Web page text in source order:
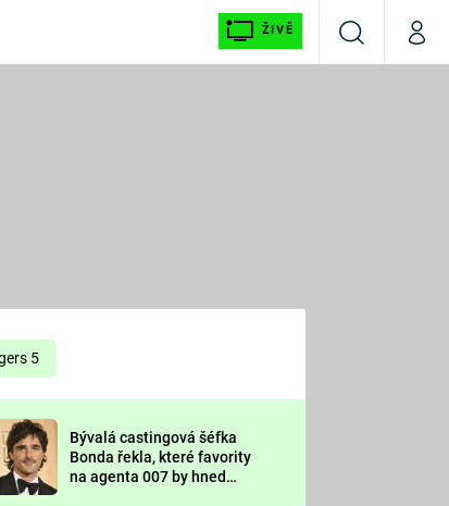
ŽIVĚ
VyhledáváníMůj
Prima LAJK
Sledujte nás
5
Bývalá castingová šéfka
Bonda řekla, které favority
na agenta 007 by hned